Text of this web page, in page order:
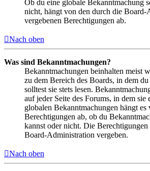
Ob du eine globale Bekanntmachung
nicht, hängt von den durch die Board-
vergebenen Berechtigungen ab.
Nach oben
Was sind Bekanntmachungen?
Bekanntmachungen beinhalten meist
zu dem Bereich des Boards, in dem
solltest sie stets lesen.
auf jeder Seite des Forums, in dem
globalen Bekanntmachungen hängt es
Berechtigungen ab, ob du
kannst oder nicht. Die
Board-Administration vergeben.
Nach oben